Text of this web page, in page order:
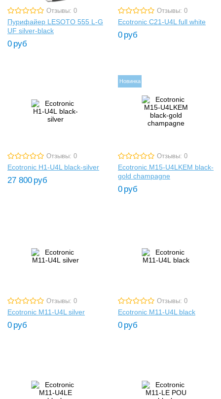
Отзывы: 0
Пурифайер LESOTO 555 L-G
UF silver-black
0 руб
Отзывы: 0
Ecotronic C21-U4L full white
0 руб
Отзывы: 0
Ecotronic H1-U4L black-silver
27 800 руб
Новинка
Отзывы: 0
Ecotronic M15-U4LKEM black-
gold champagne
0 руб
Отзывы: 0
Ecotronic M11-U4L silver
0 руб
Отзывы: 0
Ecotronic M11-U4L black
0 руб